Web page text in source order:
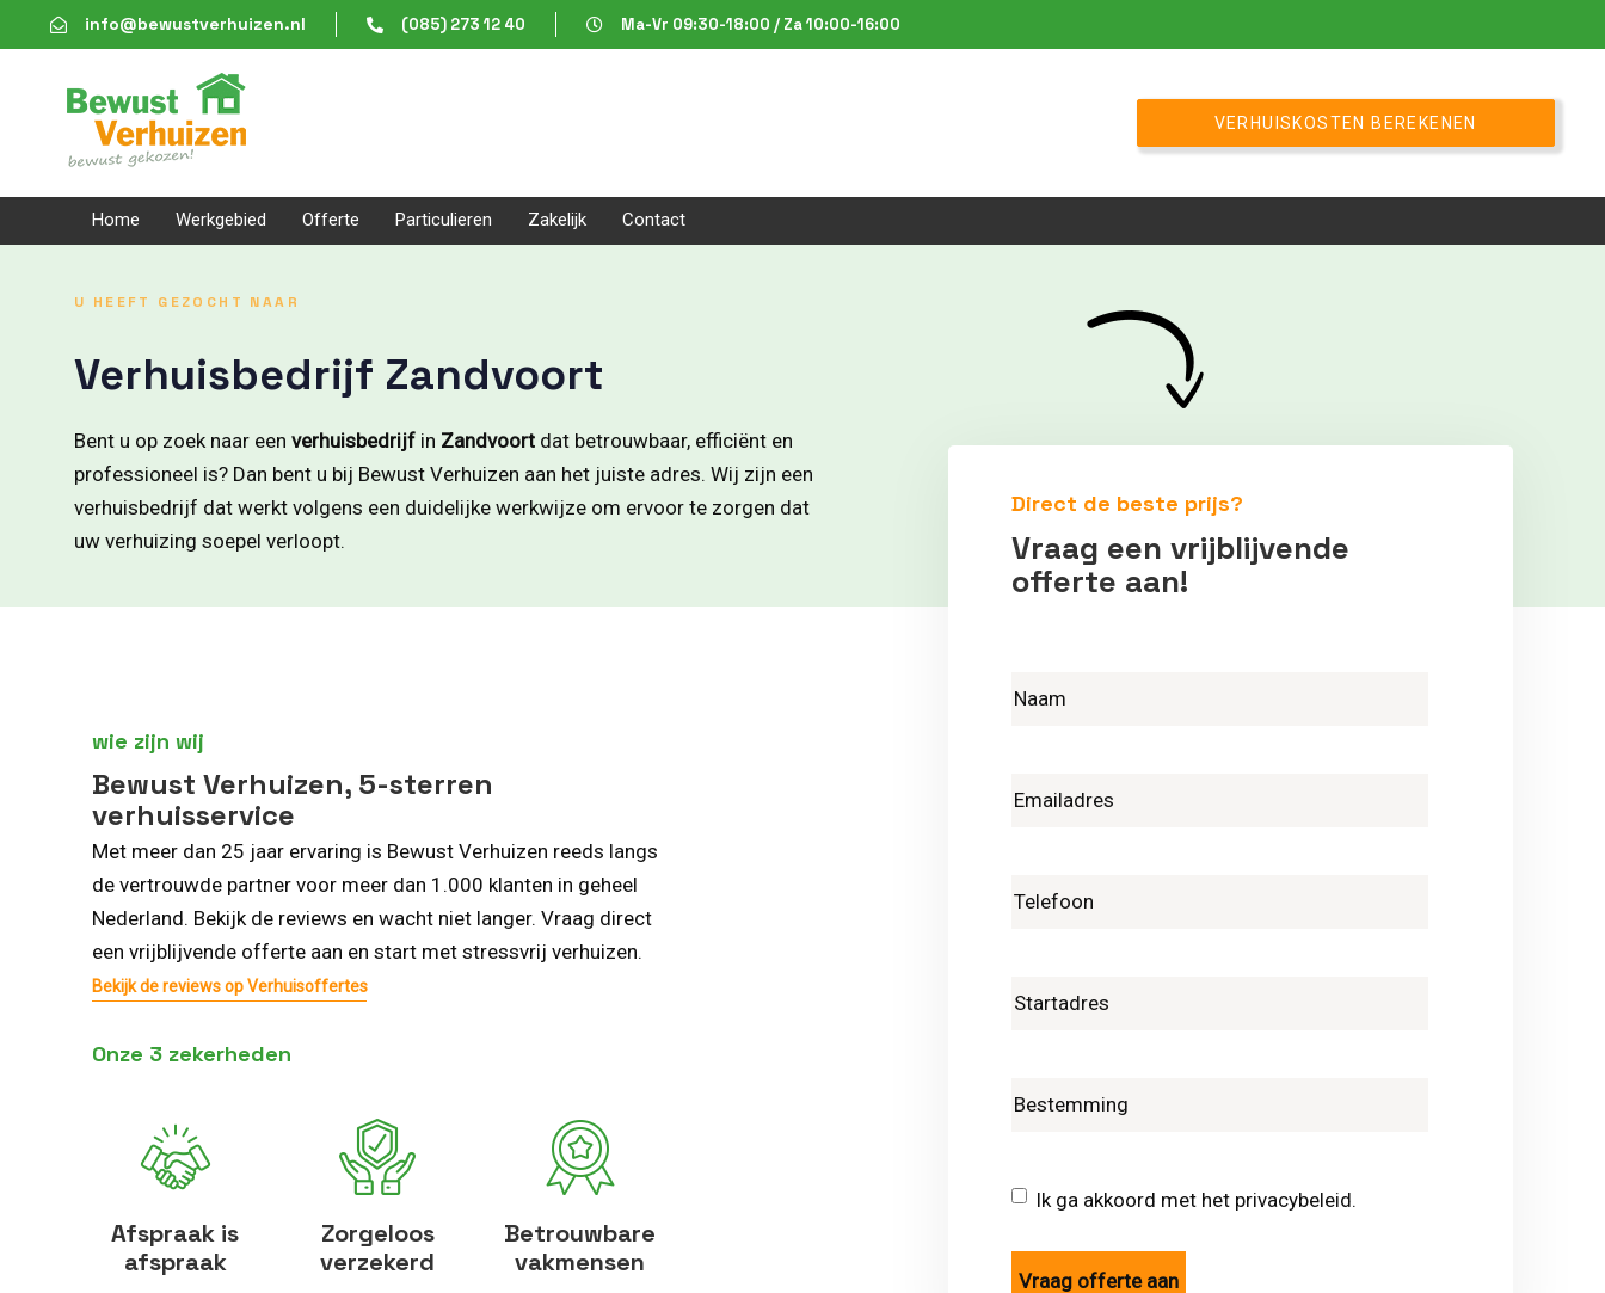
links
to
content
info@bewustverhuizen.nl (085) 273 12 40 Ma-Vr 09:30-18:00 / Za 10:00-16:00
VERHUISKOSTEN BEREKENEN
Home Werkgebied Offerte Particulieren Zakelijk Contact
U HEEFT GEZOCHT NAAR
Verhuisbedrijf Zandvoort
Bent u op zoek naar een verhuisbedrijf in Zandvoort dat betrouwbaar, efficiënt en
professioneel is? Dan bent u bij Bewust Verhuizen aan het juiste adres. Wij zijn een
verhuisbedrijf dat werkt volgens een duidelijke werkwijze om ervoor te zorgen dat
uw verhuizing soepel verloopt.
wie zijn wij
Bewust Verhuizen, 5-sterren
verhuisservice
Met meer dan 25 jaar ervaring is Bewust Verhuizen reeds langs
de vertrouwde partner voor meer dan 1.000 klanten in geheel
Nederland. Bekijk de reviews en wacht niet langer. Vraag direct
een vrijblijvende offerte aan en start met stressvrij verhuizen.
Bekijk de reviews op Verhuisoffertes
Onze 3 zekerheden
Afspraak is
afspraak
Zorgeloos
verzekerd
Betrouwbare
vakmensen
Direct de beste prijs?
Vraag een vrijblijvende
offerte aan!
Ik ga akkoord met het privacybeleid.